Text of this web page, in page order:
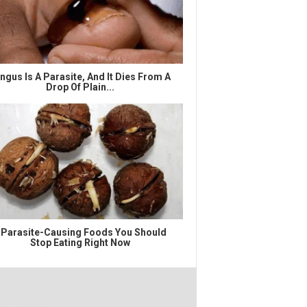
Is A Parasite, And It Dies From A
Drop Of Plain...
Causing Foods You Should
Stop Eating Right Now